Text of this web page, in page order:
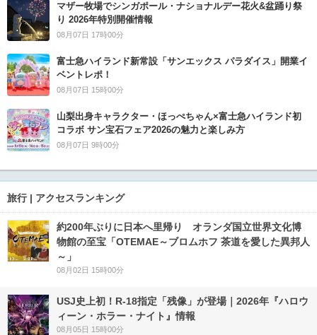
マザー牧場でシンガポール・ナショナルデー花火&盆踊り祭
り 2026年特別開催情報
08月07日 17時00分
富士急ハイランド新常設「サンエックス パラダイス」開業イ
ベントレポ！
08月07日 15時00分
山梨出身キャラクター・ほっぺちゃん×富士急ハイランド初
コラボ サン宝石フェア2026の魅力と楽しみ方
08月07日 9時00分
旅行 | アクセスランキング
約200年ぶりに日本へ里帰り オランダ国立世界文化博
物館の至宝「OTEMAE～ブロムホフ 茶道を愛した異邦人
～」
08月02日 15時00分
USJ史上初！R-18指定「残像」が登場｜2026年『ハロウ
ィーン・ホラー・ナイト』情報
08月05日 15時00分